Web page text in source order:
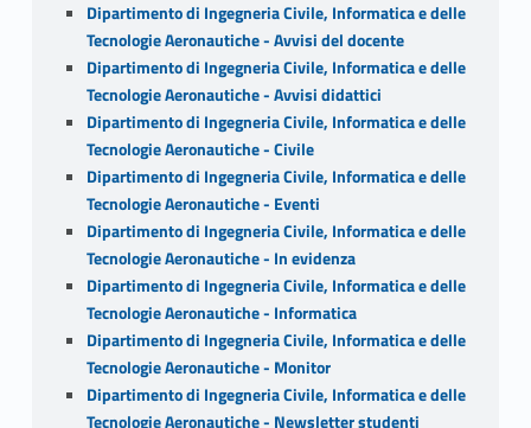
Dipartimento di Ingegneria Civile, Informatica e delle
Tecnologie Aeronautiche - Avvisi del docente
Dipartimento di Ingegneria Civile, Informatica e delle
Tecnologie Aeronautiche - Avvisi didattici
Dipartimento di Ingegneria Civile, Informatica e delle
Tecnologie Aeronautiche - Civile
Dipartimento di Ingegneria Civile, Informatica e delle
Tecnologie Aeronautiche - Eventi
Dipartimento di Ingegneria Civile, Informatica e delle
Tecnologie Aeronautiche - In evidenza
Dipartimento di Ingegneria Civile, Informatica e delle
Tecnologie Aeronautiche - Informatica
Dipartimento di Ingegneria Civile, Informatica e delle
Tecnologie Aeronautiche - Monitor
Dipartimento di Ingegneria Civile, Informatica e delle
Tecnologie Aeronautiche - Newsletter studenti